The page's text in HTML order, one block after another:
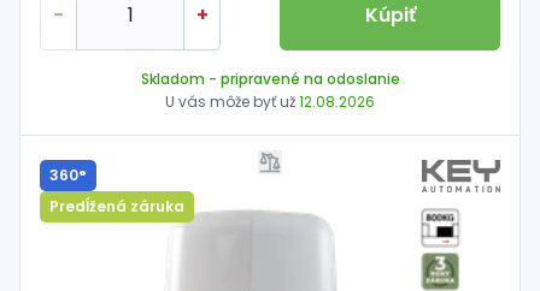
- + Kúpiť
Skladom - pripravené na odoslanie
U vás môže byť už12.08.2026
360°
Predĺžená záruka